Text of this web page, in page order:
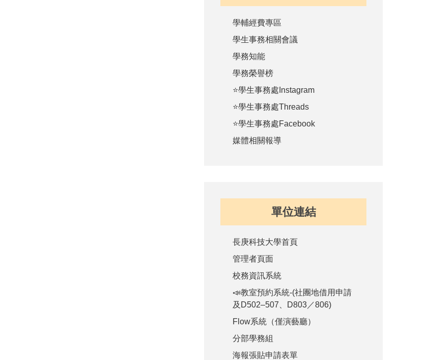
學輔經費專區
學生事務相關會議
學務知能
學務榮譽榜
⭐學生事務處Instagram
⭐學生事務處Threads
⭐學生事務處Facebook
媒體相關報導
單位連結
長庚科技大學首頁
管理者頁面
校務資訊系統
📣教室預約系統-(社團地借用申請
及D502–507、D803／806)
Flow系統（僅演藝廳）
分部學務組
海報張貼申請表單